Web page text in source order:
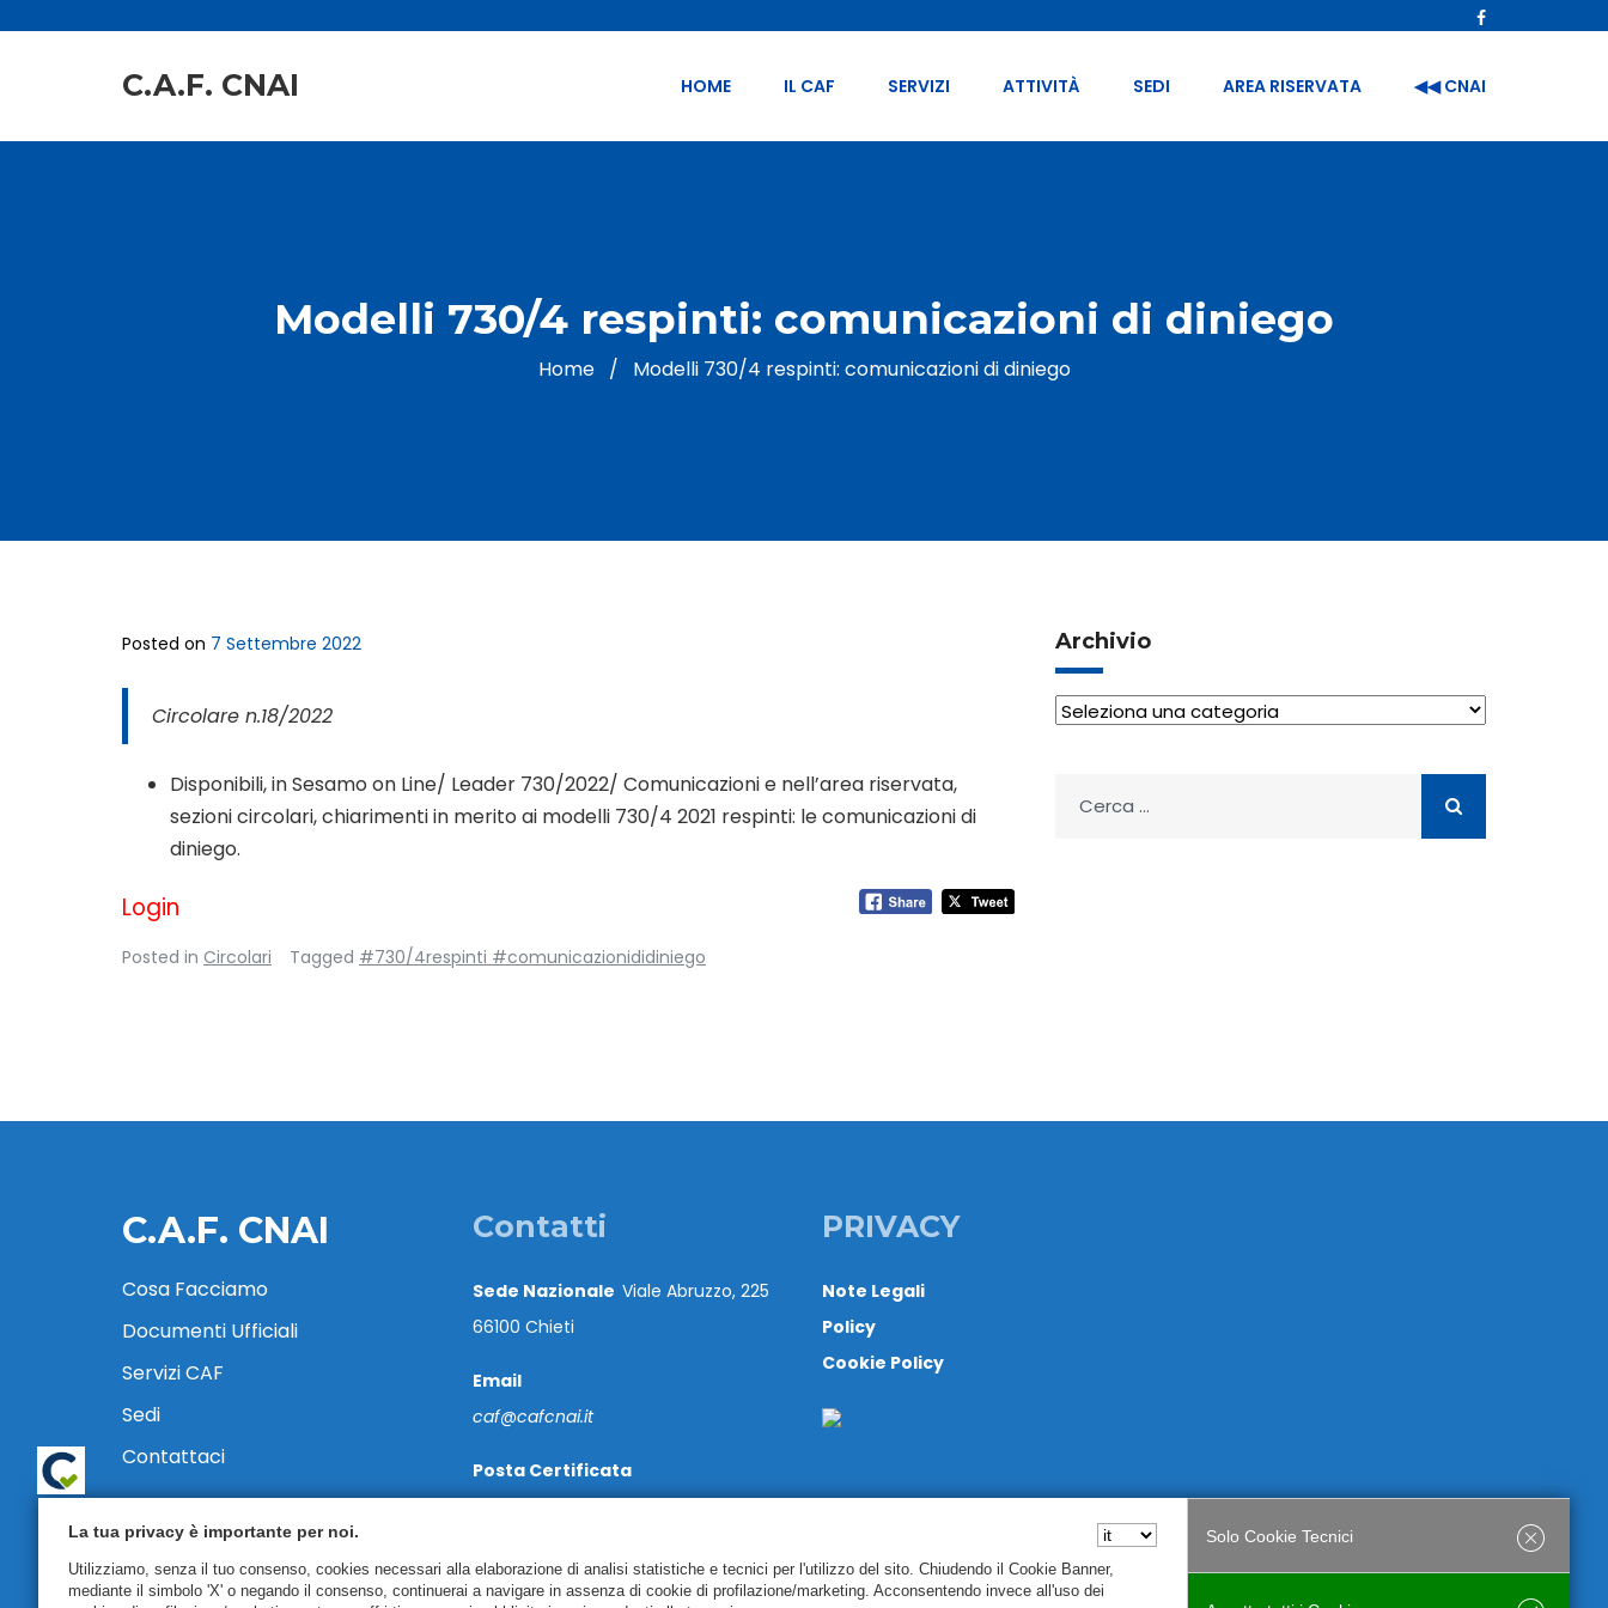
C.A.F. CNAI HOME IL CAF SERVIZI ATTIVITÀ SEDI AREA RISERVATA ◀︎◀︎ CNAI
Modelli 730/4 respinti: comunicazioni di diniego
Home/ Modelli 730/4 respinti: comunicazioni di diniego
Posted on 7 Settembre 2022
Circolare n.18/2022
Disponibili, in Sesamo on Line/ Leader 730/2022/ Comunicazioni e nell’area riservata,
sezioni circolari, chiarimenti in merito ai modelli 730/4 2021 respinti: le comunicazioni di
diniego.
Login
Posted in Circolari Tagged #730/4respinti #comunicazionididiniego
Archivio
Archivio
per:
C.A.F. CNAI
Cosa Facciamo
Documenti Ufficiali
Servizi CAF
Sedi
Contattaci
Contatti
Sede Nazionale Viale Abruzzo, 225
66100 Chieti
Email
caf@cafcnai.it
Posta Certificata
Tel. 0871 540063
PRIVACY
Note Legali
Policy
Cookie Policy
La tua privacy è importante per noi.
Utilizziamo, senza il tuo consenso, cookies necessari alla elaborazione di analisi statistiche e tecnici per l'utilizzo del sito. Chiudendo il Cookie Banner,
mediante il simbolo 'X' o negando il consenso, continuerai a navigare in assenza di cookie di profilazione/marketing. Acconsentendo invece all'uso dei
Solo Cookie Tecnici